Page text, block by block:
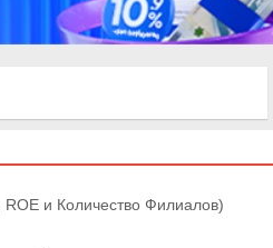
и Количество Филиалов)